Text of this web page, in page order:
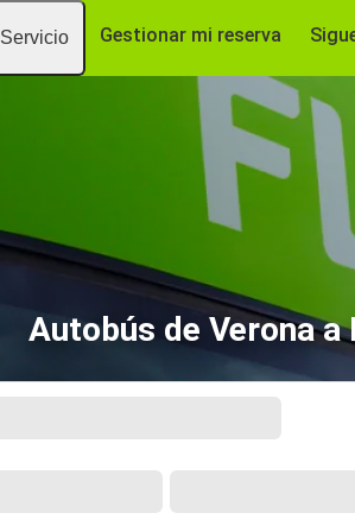
Servicio Gestionar mi reserva
Autobús de Verona a